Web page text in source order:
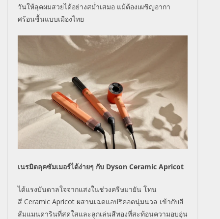
วันให้ลุคผมสวยได้อย่างสม่ำเสมอ แม้ต้องเผชิญอากา
ศร้อนชื้นแบบเมืองไทย
เนรมิตลุคซัมเมอร์ได้ง่ายๆ กับ Dyson Ceramic Apricot
ได้แรงบันดาลใจจากแสงในช่วงครีษมายัน โทน
สี Ceramic Apricot ผสานเฉดแอปริคอตนุ่มนวล เข้ากับสี
ส้มแมนดารินที่สดใสและลูกเล่นสีทองที่สะท้อนความอบอุ่น